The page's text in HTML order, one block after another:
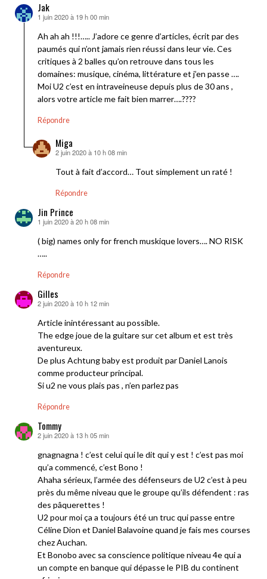
Jak
dit :
1 juin 2020 à 19 h 00 min
Ah ah ah !!!….. J’adore ce genre d’articles, écrit par des
paumés qui n’ont jamais rien réussi dans leur vie. Ces
critiques à 2 balles qu’on retrouve dans tous les
domaines: musique, cinéma, littérature et j’en passe ….
Moi U2 c’est en intraveineuse depuis plus de 30 ans ,
alors votre article me fait bien marrer….????
Répondre
Miga
dit :
2 juin 2020 à 10 h 08 min
Tout à fait d’accord… Tout simplement un raté !
Répondre
Jin Prince
dit :
1 juin 2020 à 20 h 08 min
( big) names only for french muskique lovers…. NO RISK
…..
Répondre
Gilles
dit :
2 juin 2020 à 10 h 12 min
Article inintéressant au possible.
The edge joue de la guitare sur cet album et est très
aventureux.
De plus Achtung baby est produit par Daniel Lanois
comme producteur principal.
Si u2 ne vous plais pas , n’en parlez pas
Répondre
Tommy
dit :
2 juin 2020 à 13 h 05 min
gnagnagna ! c’est celui qui le dit qui y est ! c’est pas moi
qu’a commencé, c’est Bono !
Ahaha sérieux, l’armée des défenseurs de U2 c’est à peu
près du même niveau que le groupe qu’ils défendent : ras
des pâquerettes !
U2 pour moi ça a toujours été un truc qui passe entre
Céline Dion et Daniel Balavoine quand je fais mes courses
chez Auchan.
Et Bonobo avec sa conscience politique niveau 4e qui a
un compte en banque qui dépasse le PIB du continent